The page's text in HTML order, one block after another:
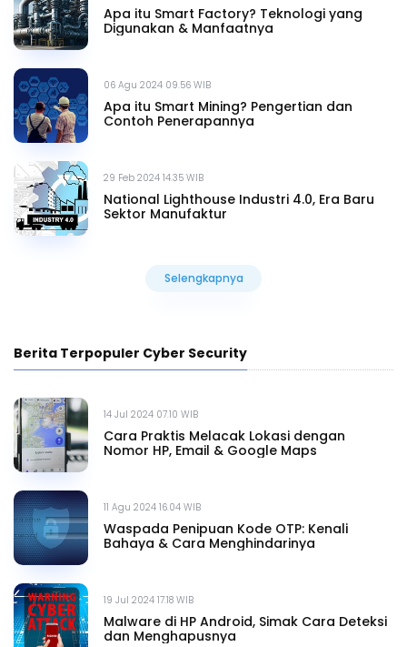
Apa itu Smart Factory? Teknologi yang
Digunakan & Manfaatnya
06 Agu 2024 09.56 WIB
Apa itu Smart Mining? Pengertian dan
Contoh Penerapannya
29 Feb 2024 14.35 WIB
National Lighthouse Industri 4.0, Era Baru
Sektor Manufaktur
Selengkapnya
Berita Terpopuler Cyber Security
14 Jul 2024 07.10 WIB
Cara Praktis Melacak Lokasi dengan
Nomor HP, Email & Google Maps
11 Agu 2024 16.04 WIB
Waspada Penipuan Kode OTP: Kenali
Bahaya & Cara Menghindarinya
19 Jul 2024 17.18 WIB
Malware di HP Android, Simak Cara Deteksi
dan Menghapusnya